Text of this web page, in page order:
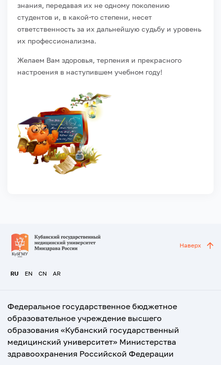
знания, передавая их не одному поколению
студентов и, в какой-то степени, несет
ответственность за их дальнейшую судьбу и уровень
их профессионализма.
Желаем Вам здоровья, терпения и прекрасного
настроения в наступившем учебном году!
RU EN CN AR
Наверх
Федеральное государственное бюджетное
образовательное учреждение высшего
образования «Кубанский государственный
медицинский университет» Министерства
здравоохранения Российской Федерации